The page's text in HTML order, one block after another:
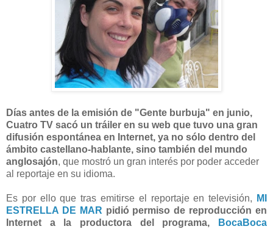
Días antes de la emisión de "Gente burbuja" en junio,
Cuatro TV sacó un tráiler en su web que tuvo una gran
difusión espontánea en Internet, ya no sólo dentro del
ámbito castellano-hablante, sino también del mundo
anglosajón, que mostró un gran interés por poder acceder
al reportaje en su idioma.
Es por ello que tras emitirse el reportaje en televisión,
MI
ESTRELLA DE MAR pidió permiso de reproducción en
Internet a la productora del programa,
BocaBoca